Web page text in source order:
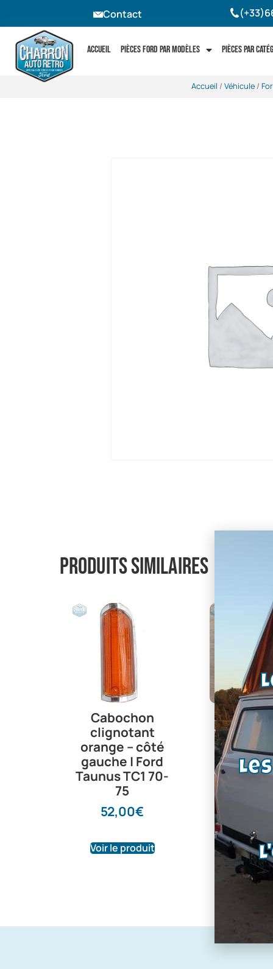
Contact
Accueil Pièces Ford par modèles Pièces par
Accueil / Véhicule /
Produits similaires
Cabochon
clignotant
orange – côté
gauche | Ford
Taunus TC1 70-
75
52,00€
Voir le produit
Capri,
Escort |
chromé |
rupture